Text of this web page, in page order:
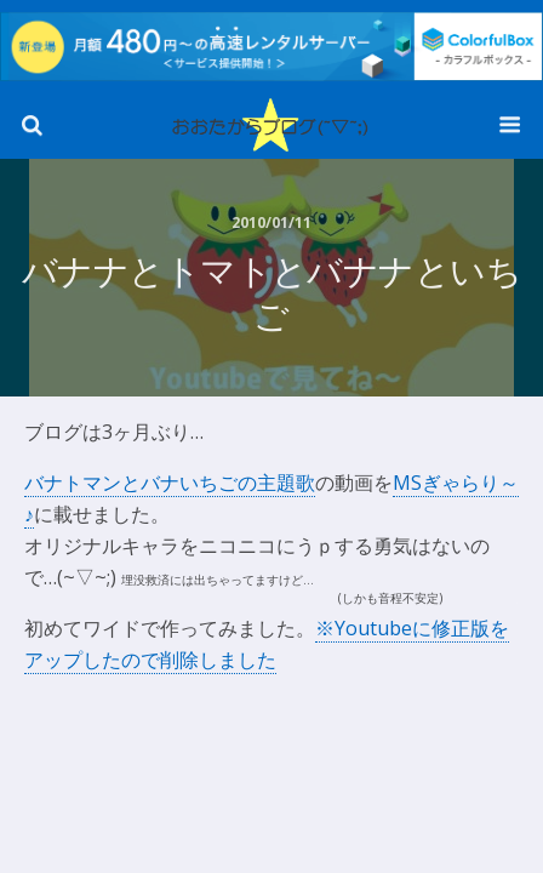
2010/01/11
バナナとトマトとバナナといち
ご
ブログは3ヶ月ぶり…
バナトマンとバナいちごの主題歌の動画をMSぎゃらり～
♪に載せました。
オリジナルキャラをニコニコにうｐする勇気はないの
で…(~▽~;) 埋没救済には出ちゃってますけど…
(しかも音程不安定)
初めてワイドで作ってみました。 ※Youtubeに修正版を
アップしたので削除しました